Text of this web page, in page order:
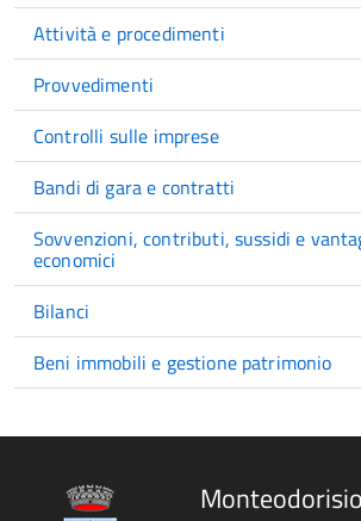
Attività e procedimenti
Provvedimenti
Controlli sulle imprese
Bandi di gara e contratti
Sovvenzioni, contributi, sussidi e
economici
Bilanci
Beni immobili e gestione patrimonio